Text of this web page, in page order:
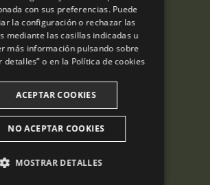
FRENCH
CATALAN
con sus preferencias. Puede
la configuración o rechazar las
mediante las casillas indicadas u
más información pulsando sobre
detalles” o en la Política de cookies
ACEPTAR COOKIES
NO ACEPTAR COOKIES
MOSTRAR DETALLES